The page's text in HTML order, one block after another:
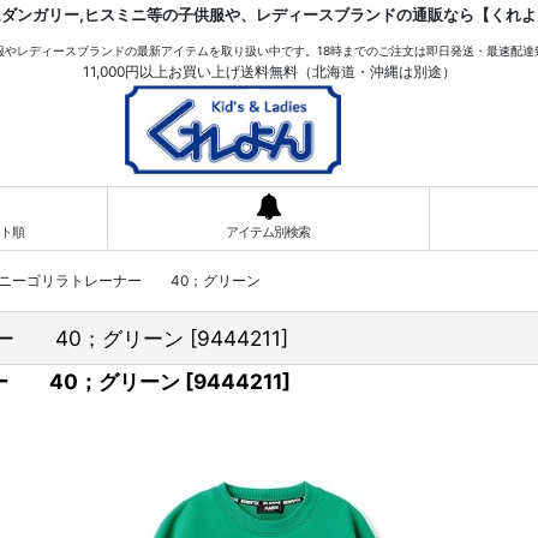
ンガリー,ヒスミニ等の子供服や、レディースブランドの通販なら【くれ
やレディースブランドの最新アイテムを取り扱い中です。18時までのご注文は即日発送・最速配達
11,000円以上お買い上げ送料無料（北海道・沖縄は別途）
順 アイテム別検索
ーゴリラトレーナー 40；グリーン
ー 40；グリーン [9444211]
ー 40；グリーン [9444211]